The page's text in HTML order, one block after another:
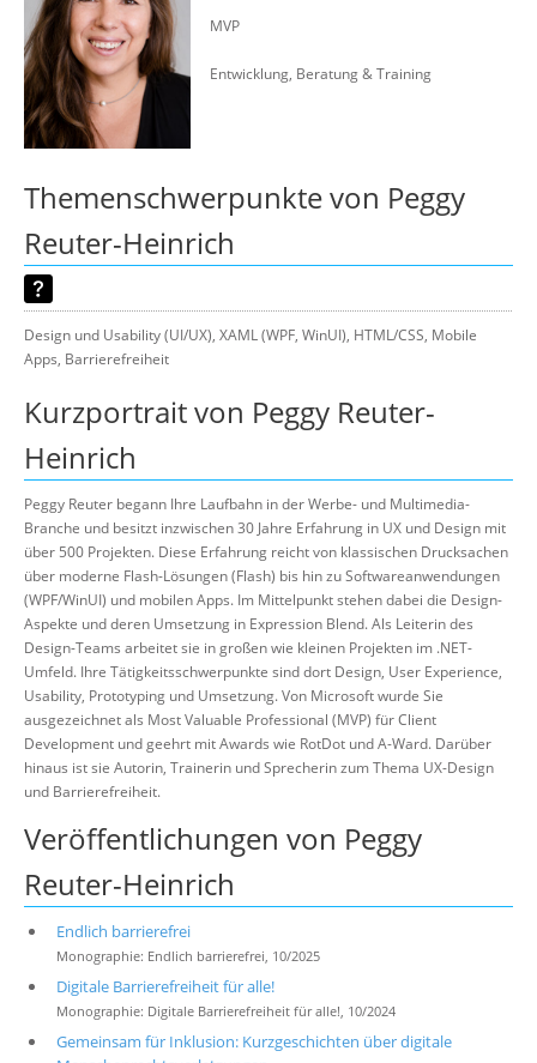
MVP
Entwicklung, Beratung & Training
Themenschwerpunkte von Peggy
Reuter-Heinrich
Design und Usability (UI/UX), XAML (WPF, WinUI), HTML/CSS, Mobile
Apps, Barrierefreiheit
Kurzportrait von Peggy Reuter-
Heinrich
Peggy Reuter begann Ihre Laufbahn in der Werbe- und Multimedia-
Branche und besitzt inzwischen 30 Jahre Erfahrung in UX und Design mit
über 500 Projekten. Diese Erfahrung reicht von klassischen Drucksachen
über moderne Flash-Lösungen (Flash) bis hin zu Softwareanwendungen
(WPF/WinUI) und mobilen Apps. Im Mittelpunkt stehen dabei die Design-
Aspekte und deren Umsetzung in Expression Blend. Als Leiterin des
Design-Teams arbeitet sie in großen wie kleinen Projekten im .NET-
Umfeld. Ihre Tätigkeitsschwerpunkte sind dort Design, User Experience,
Usability, Prototyping und Umsetzung. Von Microsoft wurde Sie
ausgezeichnet als Most Valuable Professional (MVP) für Client
Development und geehrt mit Awards wie RotDot und A-Ward. Darüber
hinaus ist sie Autorin, Trainerin und Sprecherin zum Thema UX-Design
und Barrierefreiheit.
Veröffentlichungen von Peggy
Reuter-Heinrich
Endlich barrierefrei
Monographie: Endlich barrierefrei, 10/2025
Digitale Barrierefreiheit für alle!
Monographie: Digitale Barrierefreiheit für alle!, 10/2024
Gemeinsam für Inklusion: Kurzgeschichten über digitale